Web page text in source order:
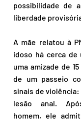
possibilidade de
liberdade
A mãe relatou à
idoso há cerca
uma amizade de
de um passeio
sinais de violência:
lesão anal.
homem, ele